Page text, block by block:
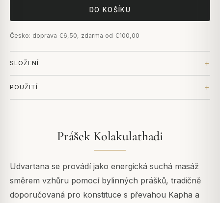
DO KOŠÍKU
Česko: doprava €6,50, zdarma od €100,00
SLOŽENÍ
POUŽITÍ
Prášek Kolakulathadi
Udvartana se provádí jako energická suchá masáž
směrem vzhůru pomocí bylinných prášků, tradičně
doporučovaná pro konstituce s převahou Kapha a